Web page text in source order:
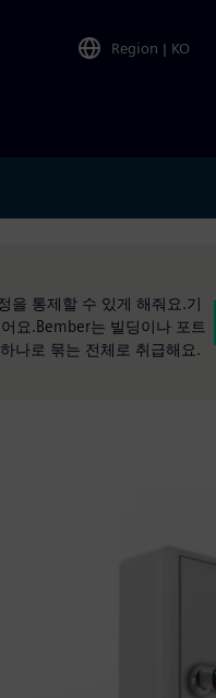
Region | KO
을 통제할 수 있게 해줘요.기
요.Bember는 빌딩이나 포트
나로 묶는 전체로 취급해요.